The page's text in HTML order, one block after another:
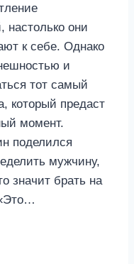
настолько они
к себе. Однако
и
тот самый
который предаст
момент.
поделился
мужчину,
значит брать на